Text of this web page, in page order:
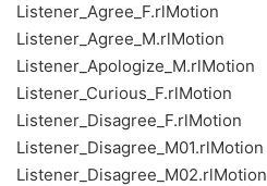
Listener_Agree_F.rlMotion
Listener_Agree_M.rlMotion
Listener_Apologize_M.rlMotion
Listener_Curious_F.rlMotion
Listener_Disagree_F.rlMotion
Listener_Disagree_M01.rlMotion
Listener_Disagree_M02.rlMotion